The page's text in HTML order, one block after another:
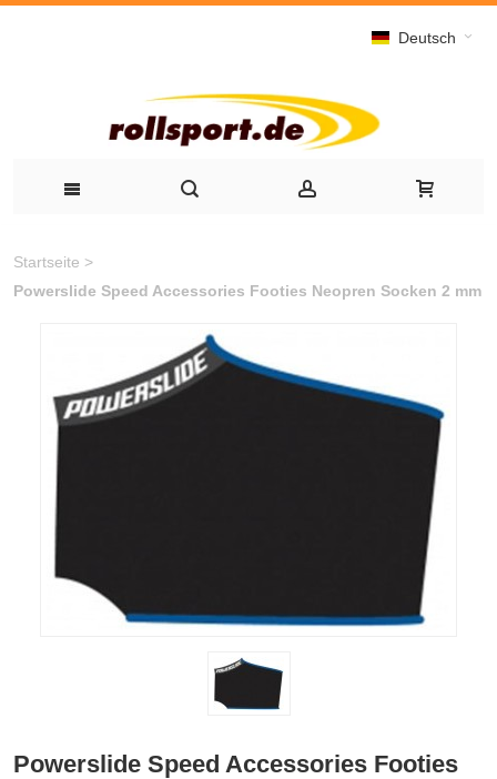
Deutsch
Startseite >
Powerslide Speed Accessories Footies Neopren Socken 2 mm
Powerslide Speed Accessories Footies